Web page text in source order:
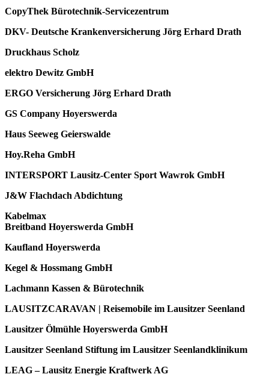
CopyThek Bürotechnik-Servicezentrum
DKV- Deutsche Krankenversicherung Jörg Erhard Drath
Druckhaus Scholz
elektro Dewitz GmbH
ERGO Versicherung Jörg Erhard Drath
GS Company Hoyerswerda
Haus Seeweg Geierswalde
Hoy.Reha GmbH
INTERSPORT Lausitz-Center Sport Wawrok GmbH
J&W Flachdach Abdichtung
Kabelmax
Breitband Hoyerswerda GmbH
Kaufland Hoyerswerda
Kegel & Hossmang GmbH
Lachmann Kassen & Bürotechnik
LAUSITZCARAVAN | Reisemobile im Lausitzer Seenland
Lausitzer Ölmühle Hoyerswerda GmbH
Lausitzer Seenland Stiftung im Lausitzer Seenlandklinikum
LEAG – Lausitz Energie Kraftwerk AG